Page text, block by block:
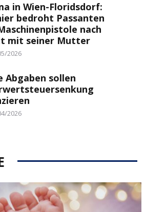
in Wien-Floridsdorf:
bedroht Passanten
nach
mit seiner Mutter
2026
Abgaben sollen
2026